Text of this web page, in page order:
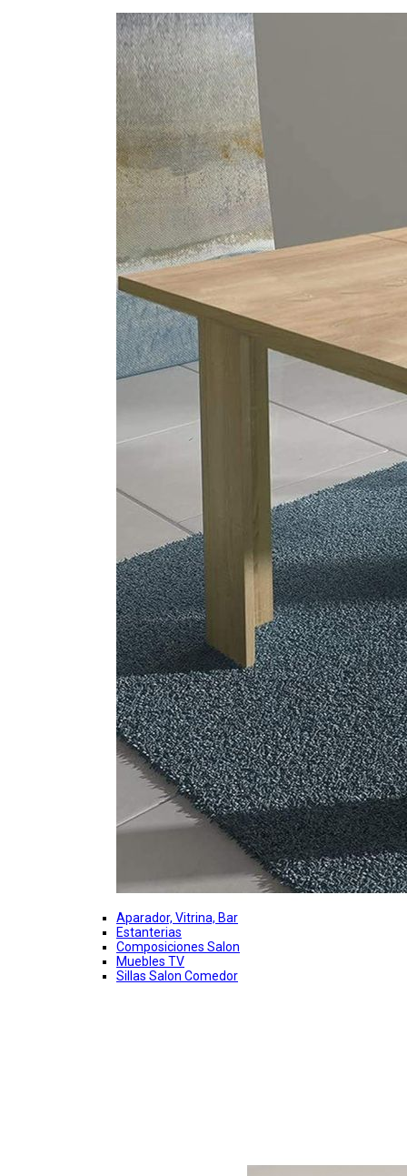
Aparador, Vitrina, Bar
Estanterias
Composiciones Salon
Muebles TV
Sillas Salon Comedor